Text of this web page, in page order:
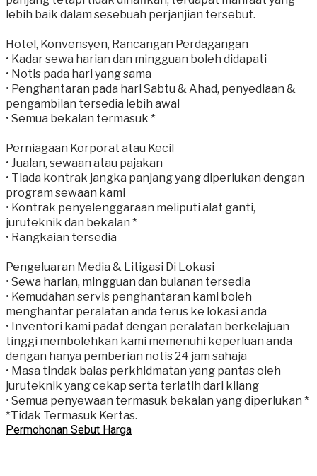
lebih baik dalam sesebuah perjanjian tersebut.
Hotel, Konvensyen, Rancangan Perdagangan
• Kadar sewa harian dan mingguan boleh didapati
• Notis pada hari yang sama
• Penghantaran pada hari Sabtu & Ahad, penyediaan &
pengambilan tersedia lebih awal
• Semua bekalan termasuk *
Perniagaan Korporat atau Kecil
• Jualan, sewaan atau pajakan
• Tiada kontrak jangka panjang yang diperlukan dengan
program sewaan kami
• Kontrak penyelenggaraan meliputi alat ganti,
juruteknik dan bekalan *
• Rangkaian tersedia
Pengeluaran Media & Litigasi Di Lokasi
• Sewa harian, mingguan dan bulanan tersedia
• Kemudahan servis penghantaran kami boleh
menghantar peralatan anda terus ke lokasi anda
• Inventori kami padat dengan peralatan berkelajuan
tinggi membolehkan kami memenuhi keperluan anda
dengan hanya pemberian notis 24 jam sahaja
• Masa tindak balas perkhidmatan yang pantas oleh
juruteknik yang cekap serta terlatih dari kilang
• Semua penyewaan termasuk bekalan yang diperlukan *
*Tidak Termasuk Kertas.
Permohonan Sebut Harga